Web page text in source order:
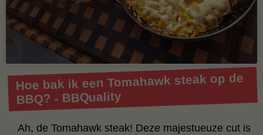
Hoe bak ik een Tomahawk steak op de
BBQ? - BBQuality
Ah, de Tomahawk steak! Deze majestueuze cut is